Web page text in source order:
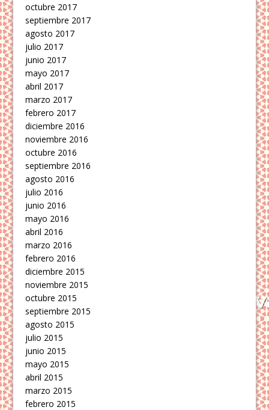
octubre 2017
septiembre 2017
agosto 2017
julio 2017
junio 2017
mayo 2017
abril 2017
marzo 2017
febrero 2017
diciembre 2016
noviembre 2016
octubre 2016
septiembre 2016
agosto 2016
julio 2016
junio 2016
mayo 2016
abril 2016
marzo 2016
febrero 2016
diciembre 2015
noviembre 2015
octubre 2015
septiembre 2015
agosto 2015
julio 2015
junio 2015
mayo 2015
abril 2015
marzo 2015
febrero 2015